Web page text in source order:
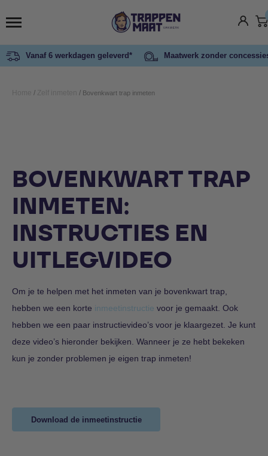
Vanaf 6 werkdagen geleverd* Maatwerk zonder
/ / Bovenkwart trap inmeten
BOVENKWART TRAP
INMETEN:
INSTRUCTIES EN
UITLEGVIDEO
Om je te helpen met het inmeten van je bovenkwart trap,
hebben we een korte inmeetinstructie voor je gemaakt. Ook
hebben we een paar instructievideo’s voor je klaargezet. Je kunt
deze video’s hieronder bekijken. Wanneer je ze hebt bekeken
kun je zonder problemen je eigen trap inmeten!
Download de inmeetinstructie